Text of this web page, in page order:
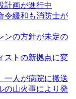
計画が進行中
令緩和も消防士が
ンの方針が未定の
ストの新拠点に変
一人が病院に搬送
の山火事により発